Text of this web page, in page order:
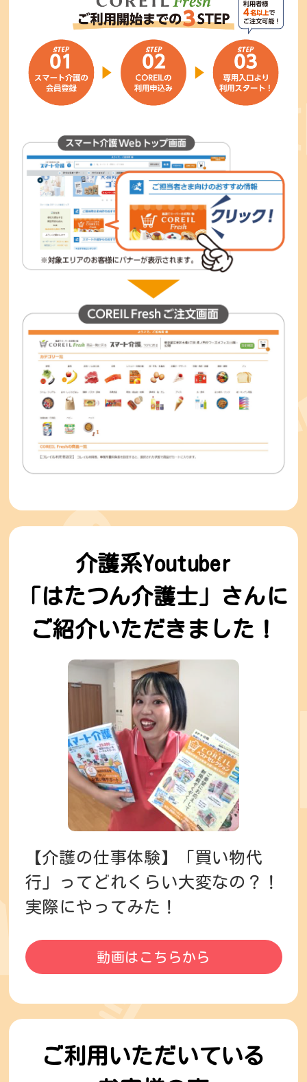
介護系Youtuber
「はたつん介護士」さんに
ご紹介いただきました！
【介護の仕事体験】
「買い物代
行」ってどれくらい大変なの？！
実際にやってみた！
動画はこちらから
ご利用いただいている